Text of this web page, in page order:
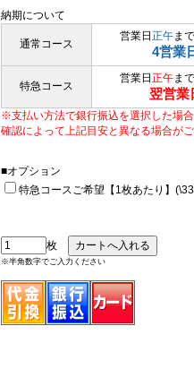
納期について
通常コース
営業日 正午ま
4営業
特急コース
営業日 正午ま
翌営業
※支払い方法で銀行振込を選択した場
確認によって上記目安と異なる場合がご
■オプション
特急コースご希望【1枚あたり】
枚
※半角数字でご入力ください